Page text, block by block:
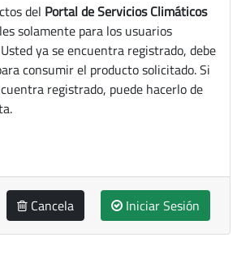
del Portal de Servicios Climáticos
solamente para los usuarios
ya se encuentra registrado, debe
consumir el producto solicitado. Si
registrado, puede hacerlo de
Cancela Iniciar Sesión